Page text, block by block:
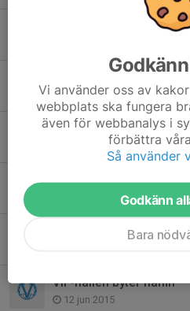
27 dec 2023
Värmdö IF har sorg
17 apr 2023
Värmdö IF-familjen har
Sommarfotbollsskolan
VIF-hallen byter namn
12 jun 2015
Vi använder oss av
webbplats ska fungera
även för webbanalys i
förbättra
Så använder
Godkänn
Bara